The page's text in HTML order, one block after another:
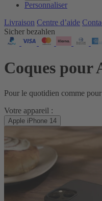
Personnaliser
Livraison Centre d’aide
Sicher bezahlen
Coques pour
Pour le quotidien comme
Votre appareil :
Apple iPhone 14